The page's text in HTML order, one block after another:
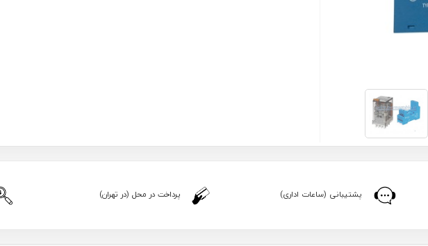
پشتیبانی (ساعات اداری) پرداخت در محل (در تهران)